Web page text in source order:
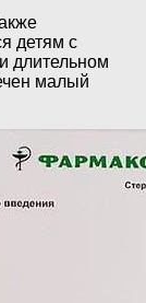
детям с
длительном
малый